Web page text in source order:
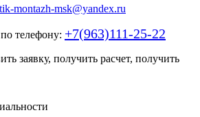
montazh-msk@yandex.ru
телефону: +7(963)111-25-22
заявку, получить расчет, получить